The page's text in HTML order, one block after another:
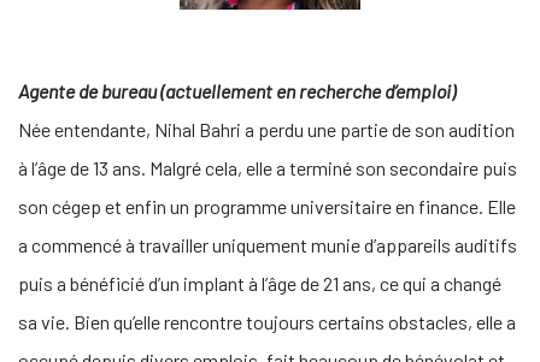
Agente de bureau (actuellement en recherche d’emploi)
Née entendante, Nihal Bahri a perdu une partie de son audition
à l’âge de 13 ans. Malgré cela, elle a terminé son secondaire puis
son cégep et enfin un programme universitaire en finance. Elle
a commencé à travailler uniquement munie d’appareils auditifs
puis a bénéficié d’un implant à l’âge de 21 ans, ce qui a changé
sa vie. Bien qu’elle rencontre toujours certains obstacles, elle a